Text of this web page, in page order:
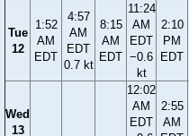
Tue
12
1:52
AM
EDT
4:57
AM
EDT
0.7 kt
8:15
AM
EDT
11:24
AM
EDT
−0.6
kt
2:10
PM
EDT
Wed
13
12:02
AM
EDT
2:55
AM